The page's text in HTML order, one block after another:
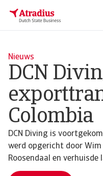
Nieuws
DCN
Colombia
DCN Diving is
werd opgericht door Wim
Roosendaal en